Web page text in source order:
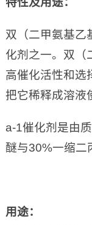
双（二甲氨基乙
化剂之一。双（
高催化活性和选
把它稀释成溶液
a-1催化剂是由
醚与30%一缩二
用途：